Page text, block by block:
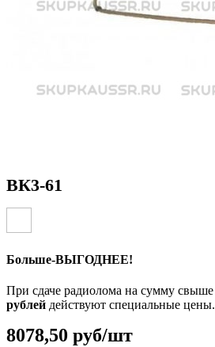
ВК3-61
Больше-ВЫГОДНЕЕ!
При сдаче радиолома на сумму свыше
рублей действуют специальные цены.
8078,50 руб/шт